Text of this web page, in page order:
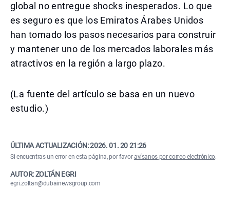
global no entregue shocks inesperados. Lo que
es seguro es que los Emiratos Árabes Unidos
han tomado los pasos necesarios para construir
y mantener uno de los mercados laborales más
atractivos en la región a largo plazo.
(La fuente del artículo se basa en un nuevo
estudio.)
ÚLTIMA ACTUALIZACIÓN:2026. 01. 20 21:26
Si encuentras un error en esta página, por favoravísanos por correo electrónico.
AUTOR: ZOLTÁN EGRI
egri.zoltan@dubainewsgroup.com